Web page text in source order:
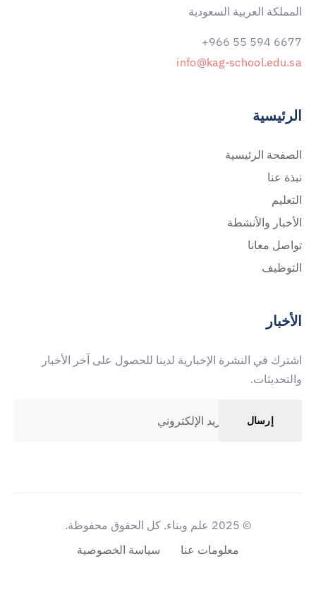
المملكة العربية السعودية
6677 594 55 966+
info@kag-school.edu.sa
الرئيسية
الصفحة الرئيسية
نبذة عنا
التعليم
الأخبار والأنشطة
تواصل معانا
التوظيف
الأخبار
اشترك في النشرة الإخبارية لدينا للحصول على آخر الأخبار
والتحديثات.
إرسال
© 2025 علم وبناء. كل الحقوق محفوظة.
معلومات عنا
سياسة الخصوصية